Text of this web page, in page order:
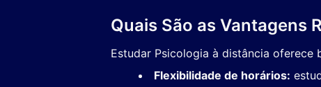
Quais São as Vantagens
Estudar Psicologia à distância
Flexibilidade de horários: